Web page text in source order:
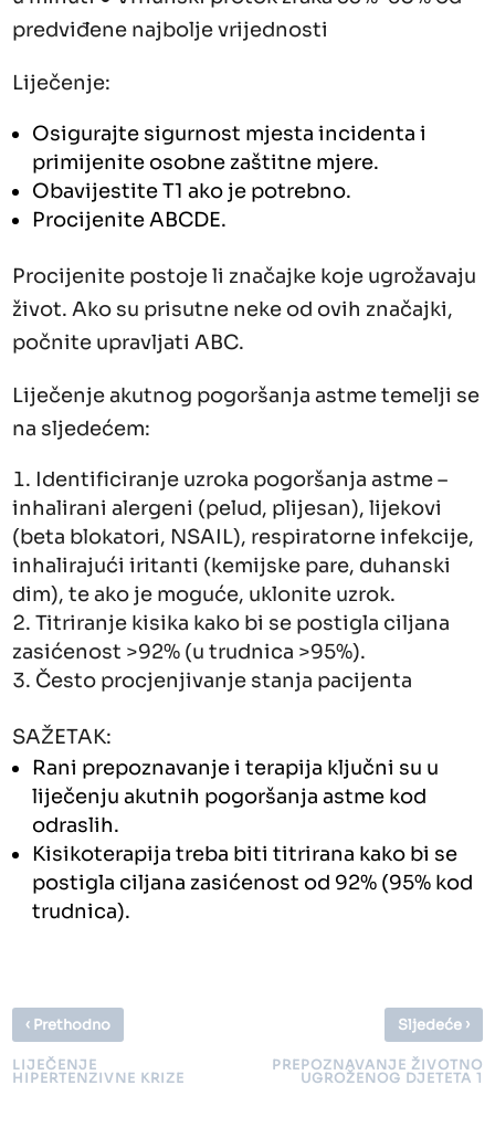
predviđene najbolje vrijednosti
Liječenje:
Osigurajte sigurnost mjesta incidenta i
primijenite osobne zaštitne mjere.
Obavijestite T1 ako je potrebno.
Procijenite ABCDE.
Procijenite postoje li značajke koje ugrožavaju
život. Ako su prisutne neke od ovih značajki,
počnite upravljati ABC.
Liječenje akutnog pogoršanja astme temelji se
na sljedećem:
Identificiranje uzroka pogoršanja astme –
inhalirani alergeni (pelud, plijesan), lijekovi
(beta blokatori, NSAIL), respiratorne infekcije,
inhalirajući iritanti (kemijske pare, duhanski
dim), te ako je moguće, uklonite uzrok.
Titriranje kisika kako bi se postigla ciljana
zasićenost >92% (u trudnica >95%).
Često procjenjivanje stanja pacijenta
SAŽETAK:
Rani prepoznavanje i terapija ključni su u
liječenju akutnih pogoršanja astme kod
odraslih.
Kisikoterapija treba biti titrirana kako bi se
postigla ciljana zasićenost od 92% (95% kod
trudnica).
‹ Prethodno
LIJEČENJE
HIPERTENZIVNE KRIZE
Sljedeće ›
PREPOZNAVANJE ŽIVOTNO
UGROŽENOG DJETETA 1